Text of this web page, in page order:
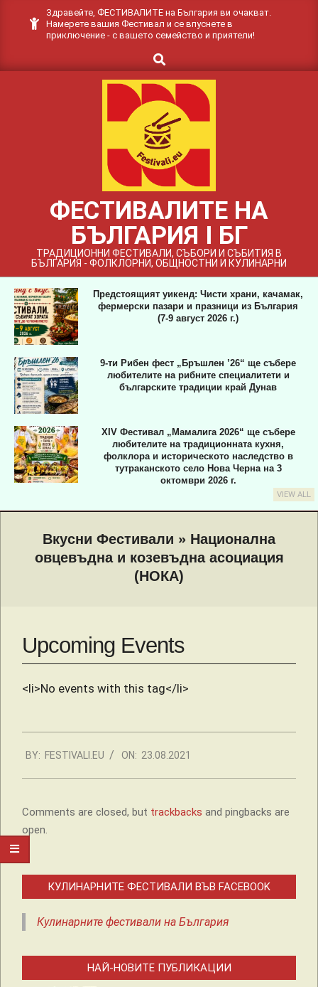
Здравейте, ФЕСТИВАЛИТЕ на България ви очакват.
Намерете вашия Фестивал и се впуснете в
приключение - с вашето семейство и приятели!
Search
ФЕСТИВАЛИТЕ НА
БЪЛГАРИЯ I БГ
ТРАДИЦИОННИ ФЕСТИВАЛИ, СЪБОРИ И СЪБИТИЯ В
БЪЛГАРИЯ - ФОЛКЛОРНИ, ОБЩНОСТНИ И КУЛИНАРНИ
Предстоящият уикенд: Чисти храни, качамак,
фермерски пазари и празници из България
(7-9 август 2026 г.)
9-ти Рибен фест „Бръшлен ’26“ ще събере
любителите на рибните специалитети и
българските традиции край Дунав
XIV Фестивал „Мамалига 2026“ ще събере
любителите на традиционната кухня,
фолклора и историческото наследство в
тутраканското село Нова Черна на 3
октомври 2026 г.
VIEW ALL
NavigationВкусни Фестивали » Национална
овцевъдна и козевъдна асоциация
(НОКА)
Upcoming Events
<li>No events with this tag</li>
08-
23
BY: FESTIVALI.EU ON: 23.08.2021
Comments are closed, but trackbacks and pingbacks are
open.
КУЛИНАРНИТЕ ФЕСТИВАЛИ ВЪВ FACEBOOK
Кулинарните фестивали на България
НАЙ-НОВИТЕ ПУБЛИКАЦИИ